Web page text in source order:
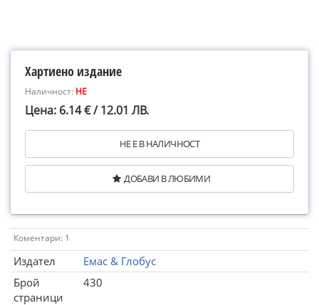
Хартиено издание
Наличност: НЕ
Цена: 6.14 € / 12.01 ЛВ.
НЕ Е В НАЛИЧНОСТ
ДОБАВИ В ЛЮБИМИ
Коментари: 1
Издател
Емас & Глобус
Брой
страници
430